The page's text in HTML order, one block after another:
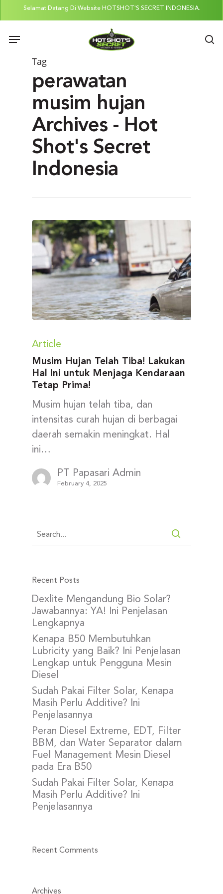
to
main
Selamat Datang Di Website HOTSHOT'S SECRET INDONESIA.
Menu
Tag
perawatan
musim hujan
Archives - Hot
Shot's Secret
Indonesia
Article
Musim Hujan Telah Tiba! Lakukan
Hal Ini untuk Menjaga Kendaraan
Tetap Prima!
Musim hujan telah tiba, dan
intensitas curah hujan di berbagai
daerah semakin meningkat. Hal
ini…
PT Papasari Admin
February 4, 2025
Recent Posts
Dexlite Mengandung Bio Solar?
Jawabannya: YA! Ini Penjelasan
Lengkapnya
Kenapa B50 Membutuhkan
Lubricity yang Baik? Ini Penjelasan
Lengkap untuk Pengguna Mesin
Diesel
Sudah Pakai Filter Solar, Kenapa
Masih Perlu Additive? Ini
Penjelasannya
Peran Diesel Extreme, EDT, Filter
BBM, dan Water Separator dalam
Fuel Management Mesin Diesel
pada Era B50
Sudah Pakai Filter Solar, Kenapa
Masih Perlu Additive? Ini
Penjelasannya
Recent Comments
Archives